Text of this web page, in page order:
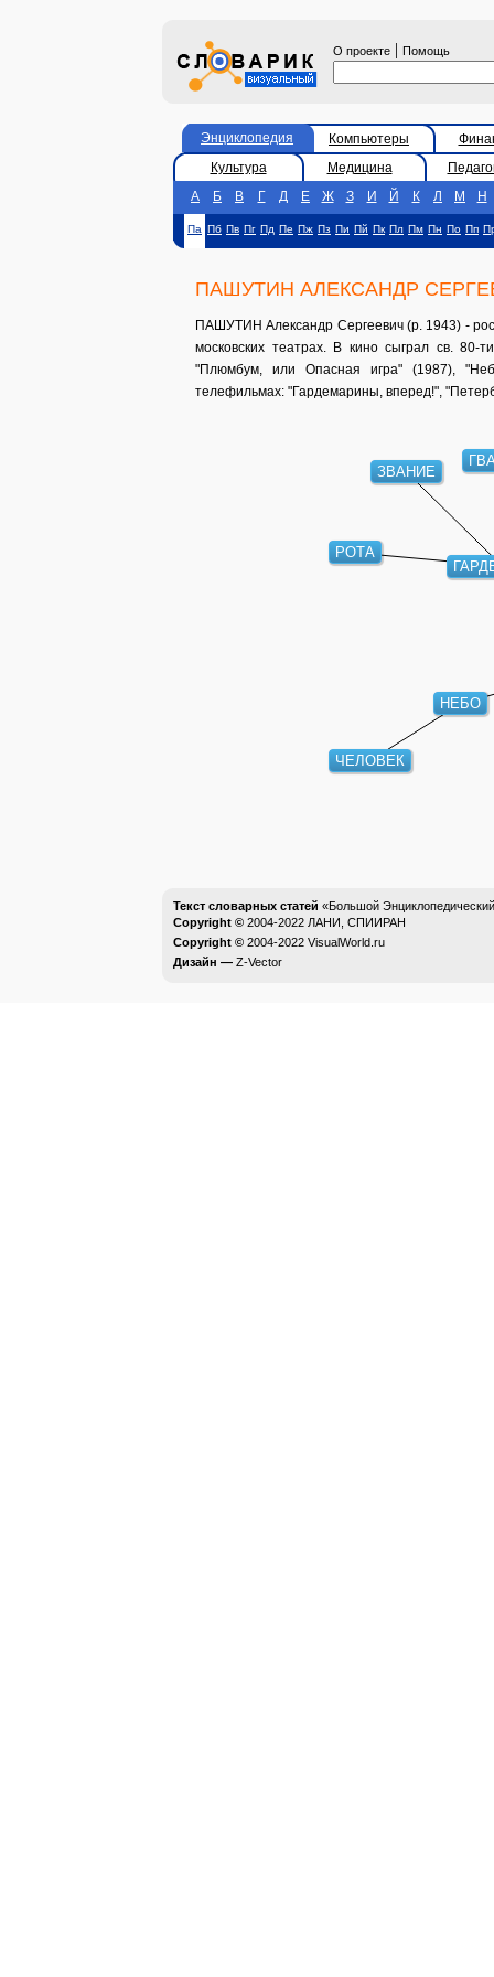
О проекте | Помощь
Энциклопедия Компьютеры
Культура
Медицина
А
Б В Г Д Е Ж З И Й К Л М Н
Па Пб Пв Пг Пд Пе Пж Пз Пи Пй Пк Пл Пм Пн По Пп
ПАШУТИН АЛЕКСАНДР
ПАШУТИН Александр Сергеевич (р. 1943) -
московских театрах. В кино сыграл св.
"Плюмбум, или Опасная игра" (1987),
телефильмах: "Гардемарины, вперед!",
НЕБО
РОТА
ЗВАНИЕ
ЧЕЛОВЕК
Текст словарных статей «Большой
Copyright © 2004-2022 ЛАНИ, СПИИРАН
Copyright © 2004-2022 VisualWorld.ru
Дизайн — Z-Vector